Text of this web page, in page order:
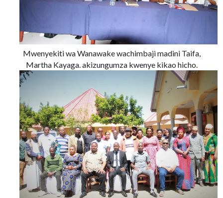
Mwenyekiti wa Wanawake wachimbaji madini Taifa,
Martha Kayaga. akizungumza kwenye kikao hicho.